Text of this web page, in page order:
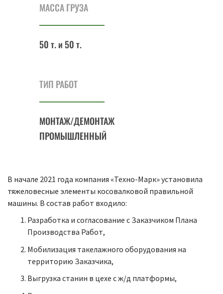
МАССА ГРУЗА
50 т. и 50 т.
ТИП РАБОТ
МОНТАЖ/ДЕМОНТАЖ
ПРОМЫШЛЕННЫЙ
В начале 2021 года компания «Техно-Марк» установила
тяжеловесные элементы косовалковой правильной
машины. В состав работ входило:
Разработка и согласование с Заказчиком Плана
Производства Работ,
Мобилизация такелажного оборудования на
территорию Заказчика,
Выгрузка станин в цехе с ж/д платформы,